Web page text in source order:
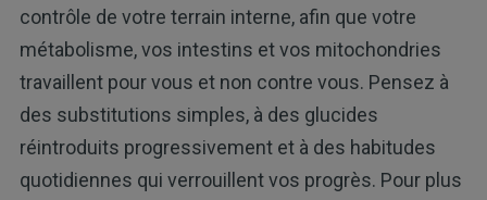
contrôle de votre terrain interne, afin que votre
métabolisme, vos intestins et vos mitochondries
travaillent pour vous et non contre vous. Pensez à
des substitutions simples, à des glucides
réintroduits progressivement et à des habitudes
quotidiennes qui verrouillent vos progrès. Pour plus